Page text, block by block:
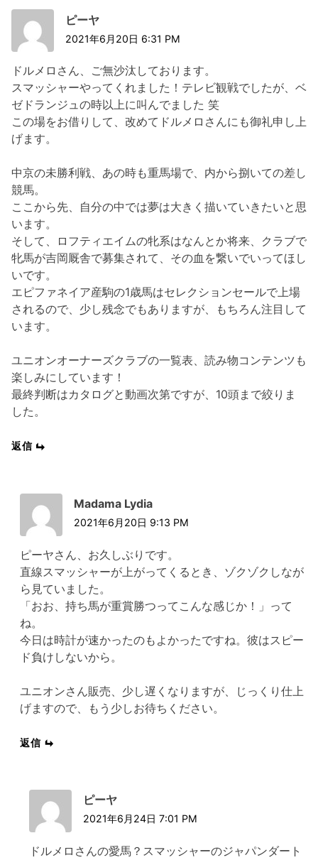
ピーヤ
2021年6月20日 6:31 PM
ドルメロさん、ご無沙汰しております。
スマッシャーやってくれました！テレビ観戦でしたが、ベ
ゼドランジュの時以上に叫んでました 笑
この場をお借りして、改めてドルメロさんにも御礼申し上
げます。
中京の未勝利戦、あの時も重馬場で、内から捌いての差し
競馬。
ここから先、自分の中では夢は大きく描いていきたいと思
います。
そして、ロフティエイムの牝系はなんとか将来、クラブで
牝馬が吉岡厩舎で募集されて、その血を繋いでいってほし
いです。
エピファネイア産駒の1歳馬はセレクションセールで上場
されるので、少し残念でもありますが、もちろん注目して
います。
ユニオンオーナーズクラブの一覧表、読み物コンテンツも
楽しみにしています！
最終判断はカタログと動画次第ですが、10頭まで絞りま
した。
返信
Madama Lydia
2021年6月20日 9:13 PM
ピーヤさん、お久しぶりです。
直線スマッシャーが上がってくるとき、ゾクゾクしなが
ら見ていました。
「おお、持ち馬が重賞勝つってこんな感じか！」って
ね。
今日は時計が速かったのもよかったですね。彼はスピー
ド負けしないから。
ユニオンさん販売、少し遅くなりますが、じっくり仕上
げますので、もう少しお待ちください。
返信
ピーヤ
2021年6月24日 7:01 PM
ドルメロさんの愛馬？スマッシャーのジャパンダート